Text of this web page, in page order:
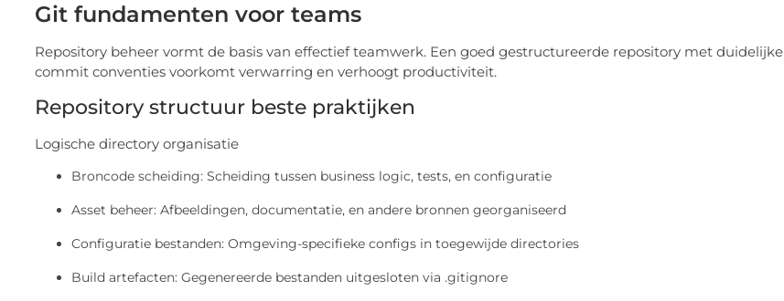
Git fundamenten voor teams
Repository beheer vormt de basis van effectief teamwerk. Een goed gestructureerde repository met duidelijke
commit conventies voorkomt verwarring en verhoogt productiviteit.
Repository structuur beste praktijken
Logische directory organisatie
Broncode scheiding: Scheiding tussen business logic, tests, en configuratie
Asset beheer: Afbeeldingen, documentatie, en andere bronnen georganiseerd
Configuratie bestanden: Omgeving-specifieke configs in toegewijde directories
Build artefacten: Gegenereerde bestanden uitgesloten via .gitignore